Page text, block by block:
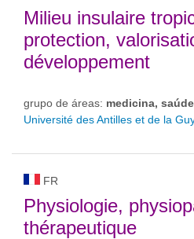
Milieu insulaire
protection,
développement
grupo de áreas: medicina, saúde
Université des Antilles et de la
FR
Physiologie,
thérapeutique